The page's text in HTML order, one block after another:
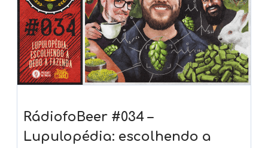
RádiofoBeer #034 –
Lupulopédia: escolhendo a